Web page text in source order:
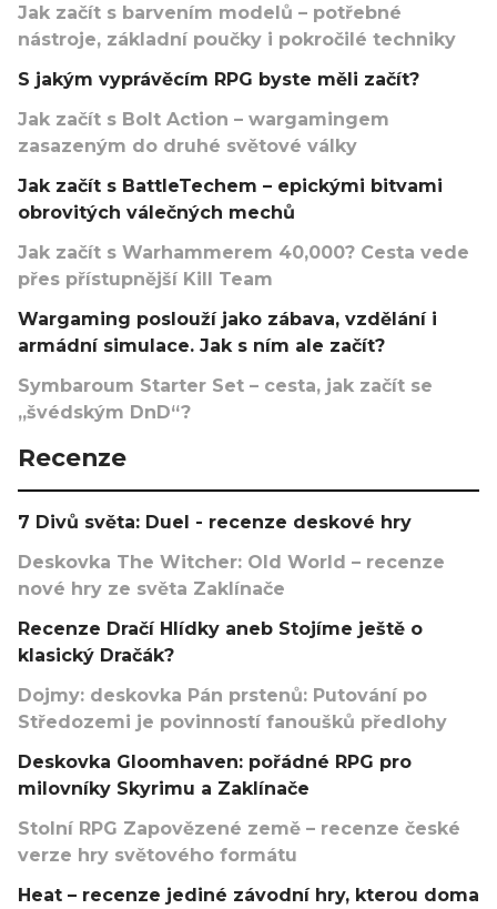
Jak začít s barvením modelů – potřebné
nástroje, základní poučky i pokročilé techniky
S jakým vyprávěcím RPG byste měli začít?
Jak začít s Bolt Action – wargamingem
zasazeným do druhé světové války
Jak začít s BattleTechem – epickými bitvami
obrovitých válečných mechů
Jak začít s Warhammerem 40,000? Cesta vede
přes přístupnější Kill Team
Wargaming poslouží jako zábava, vzdělání i
armádní simulace. Jak s ním ale začít?
Symbaroum Starter Set – cesta, jak začít se
„švédským DnD“?
Recenze
7 Divů světa: Duel - recenze deskové hry
Deskovka The Witcher: Old World – recenze
nové hry ze světa Zaklínače
Recenze Dračí Hlídky aneb Stojíme ještě o
klasický Dračák?
Dojmy: deskovka Pán prstenů: Putování po
Středozemi je povinností fanoušků předlohy
Deskovka Gloomhaven: pořádné RPG pro
milovníky Skyrimu a Zaklínače
Stolní RPG Zapovězené země – recenze české
verze hry světového formátu
Heat – recenze jediné závodní hry, kterou doma